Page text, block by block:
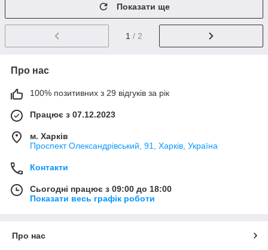
Показати ще
1 / 2
Про нас
100% позитивних з 29 відгуків за рік
Працює з 07.12.2023
м. Харків
Проспект Олександрівський, 91, Харків, Україна
Контакти
Сьогодні працює з 09:00 до 18:00
Показати весь графік роботи
Про нас